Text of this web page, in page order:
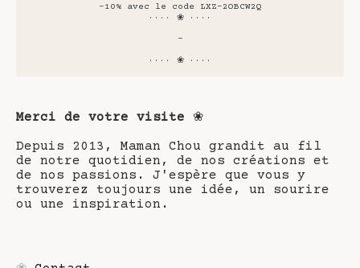
-10% avec le code LXZ-2OBCW2Q
···· ❀ ····
-
···· ❀ ····
Merci de votre visite ❀
Depuis 2013, Maman Chou grandit au fil
de notre quotidien, de nos créations et
de nos passions. J'espère que vous y
trouverez toujours une idée, un sourire
ou une inspiration.